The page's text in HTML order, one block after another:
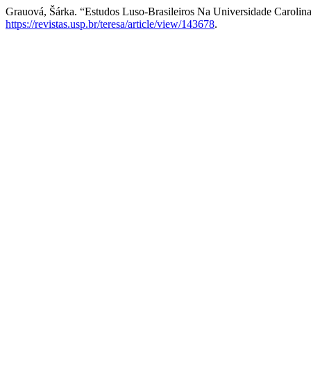
Grauová, Šárka. “Estudos Luso-Brasileiros Na Universidade
https://revistas.usp.br/teresa/article/view/143678.